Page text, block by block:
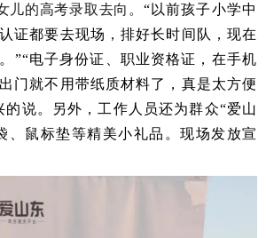
儿的高考录取去向。 “以前孩子小学中
证都要去现场，排好长时间队，现在
”“电子身份证、职业资格证，在手机
出门就不用 带纸质材料了，真是太方便
的说。另外，工作人员还为群众“爱山
、鼠标垫等精美小礼品。现场发放宣